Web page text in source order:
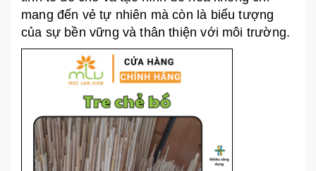
mang đến vẻ tự nhiên mà còn là biểu tượng
của sự bền vững và thân thiện với môi trường.